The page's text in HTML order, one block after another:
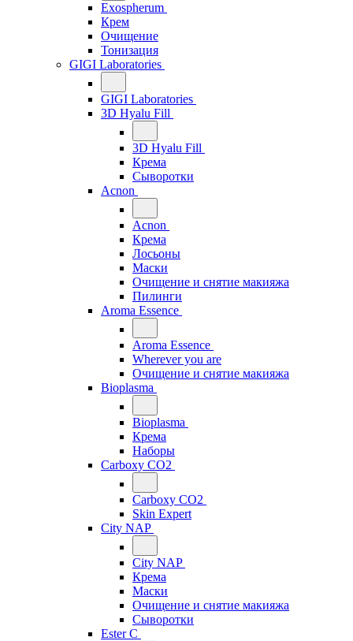
Exospherum
Крем
Очищение
Тонизация
GIGI Laboratories
GIGI Laboratories
3D Hyalu Fill
3D Hyalu Fill
Крема
Сыворотки
Acnon
Acnon
Крема
Лосьоны
Маски
Очищение и снятие макияжа
Пилинги
Aroma Essence
Aroma Essence
Wherever you are
Очищение и снятие макияжа
Bioplasma
Bioplasma
Крема
Наборы
Carboxy CO2
Carboxy CO2
Skin Expert
City NAP
City NAP
Крема
Маски
Очищение и снятие макияжа
Сыворотки
Ester C